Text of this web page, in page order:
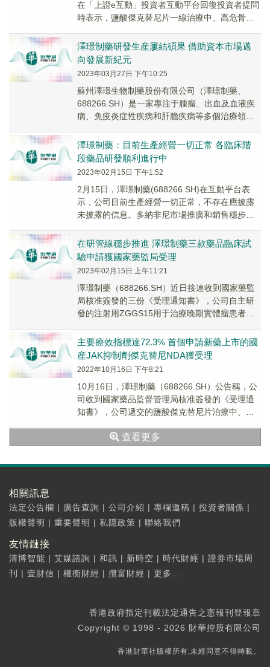
在「上證e互動」投資者互動平台回復投資者提問
時表示，鹽酸傑克替尼片一線治療中、高危骨髓
澤璟制藥研發生産屢結碩果 借助資本市場邁
向發展新紀元
2023年03月27日 下午10:25
蘇州澤璟生物制藥股份有限公司（澤璟制藥、
688266.SH）是一家專注于腫瘤、出血及血液疾
病、免疫炎症性疾病和肝膽疾病等多個治療領域
業。...
澤璟制藥：目前生產經營一切正常 各臨床階
段藥品研發順利進行中
2023年02月15日 下午1:52
2月15日，澤璟制藥(688266.SH)在互動平台表
示，公司目前生產經營一切正常，不存在應披露
未披露的信息。多納非尼市場推廣和銷售穩步推
在研管線穩步推進 澤璟制藥三款藥品臨床試
驗申請獲國家藥監局受理
2023年02月15日 上午11:21
澤璟制藥（688266.SH）近日接連收到國家藥監
局核准簽發的三份《受理通知書》，公司自主研
發的注射用ZGGS15用于治療晚期實體瘤患者的
主要療效指標達72.3% 首個申請新藥上市的國
産JAK抑制劑傑克替尼NDA獲受理
2022年10月16日 下午8:21
10月16日，澤璟制藥（688266.SH）公告稱，公
司收到國家藥品監督管理局核准簽發的《受理通
知書》，公司遞交的鹽酸傑克替尼片治療中、高
查看更多
相關訊息
法定公告欄 | 廣告查詢 | 公司介紹 | 專欄邀稿 | 投資者關係 |
版權聲明 | 重要聲明 | 私隱政策 | 聯絡我們
友情鏈接
清博智能 | 艾媒諮詢 | 和訊 | 新時空 | 時代財經 | 證券市場周
刊
| 壹財信 | 權衡財經 | 攬富財經 | 更多...
香港政府指定刊載法定通告之憲報刊登報章
Copyright © 1998 - 2026 財華控股有限公司
香港財華社版權所有,未經同意不得轉載。